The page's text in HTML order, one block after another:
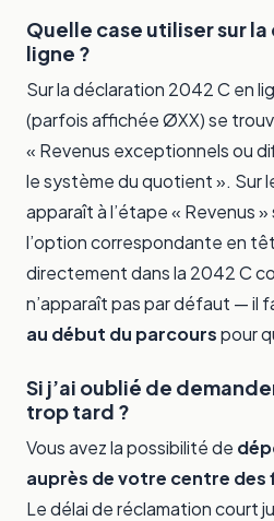
Quelle case utiliser sur
ligne ?
Sur la déclaration 2042 C en
(parfois affichée ØXX) se
« Revenus exceptionnels ou
le système du quotient ». Sur
apparaît à l’étape « Revenus
l’option correspondante en
directement dans la 2042 C
n’apparaît pas par défaut — il
au début du parcourspour
Si j’ai oublié de
trop tard ?
Vous avez la possibilité de
auprès de votre centre des
Le délai de réclamation court